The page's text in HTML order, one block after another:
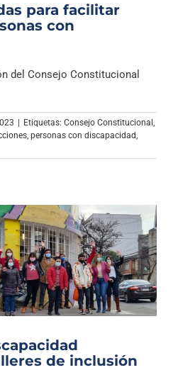
para facilitar
con
del Consejo Constitucional
| Etiquetas: Consejo Constitucional
personas con discapacidad
de inclusión